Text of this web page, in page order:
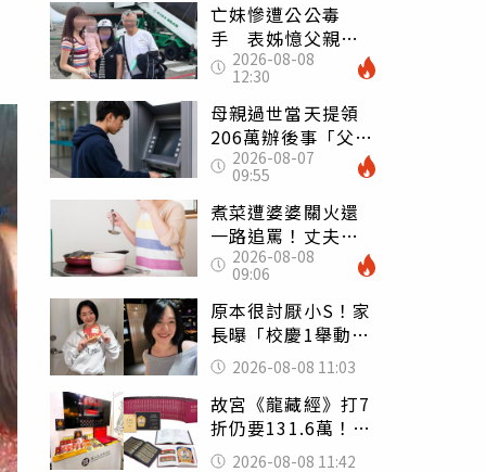
亡妹慘遭公公毒
手 表姊憶父親節
前夕：小舅舅仍到
殯儀館陪她說話
2026-08-08
12:30
母親過世當天提領
206萬辦後事「父子
遭判刑」 律師：
搶錢先下手是罪
2026-08-07
09:55
煮菜遭婆婆關火還
一路追罵！丈夫勸
別計較「媽媽老
了」 人妻超崩
潰：我像台傭
2026-08-08
09:06
原本很討厭小S！家
長曝「校慶1舉動」
讓她徹底改觀 網
友洗版認證
2026-08-08 11:03
故宮《龍藏經》打7
折仍要131.6萬！
店員曝：有人原價
2026-08-08 11:42